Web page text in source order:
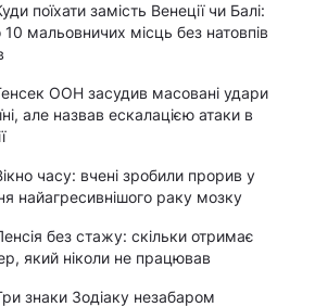
поїхати замість Венеції чи Балі:
10 мальовничих місць без натовпів
ООН засудив масовані удари
але назвав ескалацією атаки в
часу: вчені зробили прорив у
найагресивнішого раку мозку
без стажу: скільки отримає
який ніколи не працював
знаки Зодіаку незабаром